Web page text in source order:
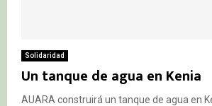
Solidaridad
Un tanque de agua en Kenia
AUARA construirá un tanque de agua en